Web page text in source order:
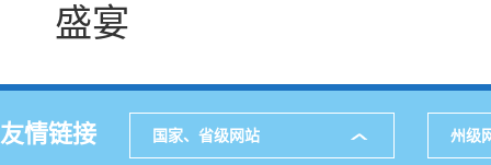
盛宴
友情链接 国家、省级网站 州级